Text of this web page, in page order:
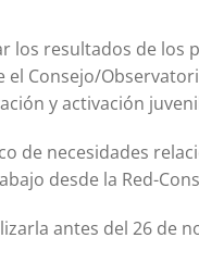
resultados de los
Consejo/
y activación
de necesidades
desde la Red-
antes del 26 de